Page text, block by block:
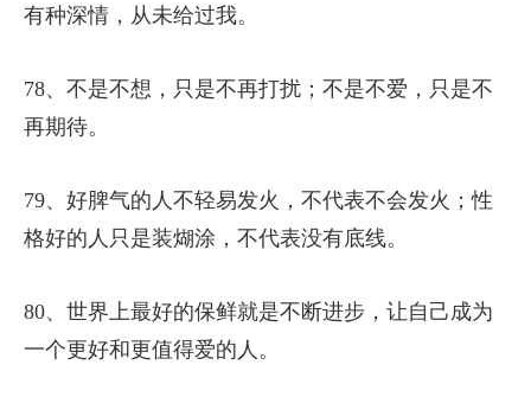
有种深情，从未给过我。
78、不是不想，只是不再打扰；不是不爱，只是不
再期待。
79、好脾气的人不轻易发火，不代表不会发火；性
格好的人只是装煳涂，不代表没有底线。
80、世界上最好的保鲜就是不断进步，让自己成为
一个更好和更值得爱的人。